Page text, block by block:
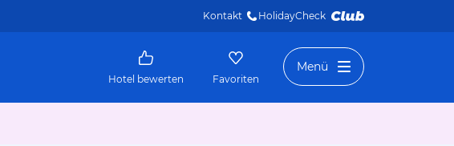
Kontakt HolidayCheck
Hotel bewerten Favoriten
Menü